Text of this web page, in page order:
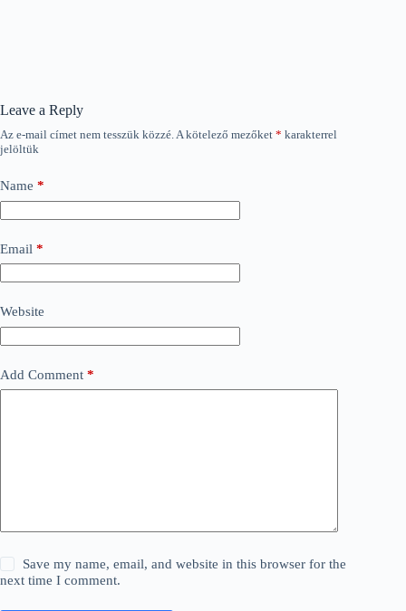
Leave a Reply
Az e-mail címet nem tesszük közzé.A kötelező mezőket * karakterrel
jelöltük
Name *
Email *
Website
Add Comment *
Save my name, email, and website in this browser for the
next time I comment.